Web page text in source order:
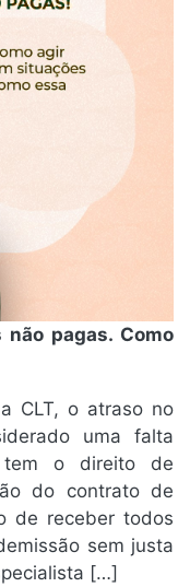
pagas. Como
CLT, o atraso no
uma falta
tem o direito de
do contrato de
de receber todos
sem justa
[…]